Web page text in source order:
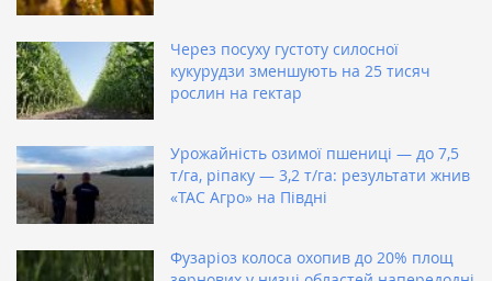
Через посуху густоту силосної
кукурудзи зменшують на 25 тисяч
рослин на гектар
Урожайність озимої пшениці — до 7,5
т/га, ріпаку — 3,2 т/га: результати жнив
«ТАС Агро» на Півдні
Фузаріоз колоса охопив до 20% площ